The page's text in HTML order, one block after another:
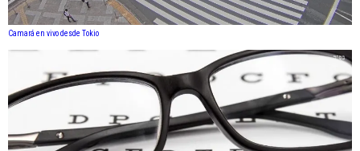
Camará en vivo desde Tokio